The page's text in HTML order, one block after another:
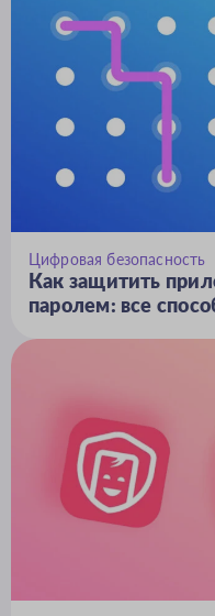
Цифровая безопасность
Как защитить
паролем: все